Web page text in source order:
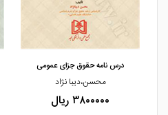
مشاهده و خرید
درس نامه حقوق جزای عمومی
محسن،دیبا نژاد
۳۸۰۰۰۰۰ ریال